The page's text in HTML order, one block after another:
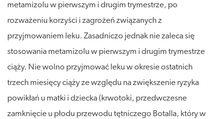
metamizolu w pierwszym i drugim trymestrze, po
rozważeniu korzyści i zagrożeń związanych z
przyjmowaniem leku. Zasadniczo jednak nie zaleca się
stosowania metamizolu w pierwszym i drugim trymestrze
ciąży. Nie wolno przyjmować leku w okresie ostatnich
trzech miesięcy ciąży ze względu na zwiększenie ryzyka
powikłań u matki i dziecka (krwotoki, przedwczesne
zamknięcie u płodu przewodu tętniczego Botalla, który w